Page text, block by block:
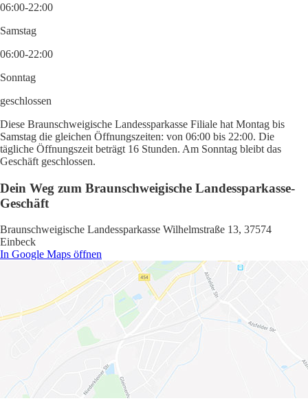
06:00-22:00
Samstag
06:00-22:00
Sonntag
geschlossen
Diese Braunschweigische Landessparkasse Filiale hat Montag bis
Samstag die gleichen Öffnungszeiten: von 06:00 bis 22:00. Die
tägliche Öffnungszeit beträgt 16 Stunden. Am Sonntag bleibt das
Geschäft geschlossen.
Dein Weg zum Braunschweigische Landessparkasse-
Geschäft
Braunschweigische Landessparkasse Wilhelmstraße 13, 37574
Einbeck
In Google Maps öffnen